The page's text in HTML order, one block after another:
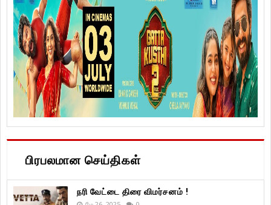
பிரபலமான செய்திகள்
நரி வேட்டை திரை விமர்சனம் !